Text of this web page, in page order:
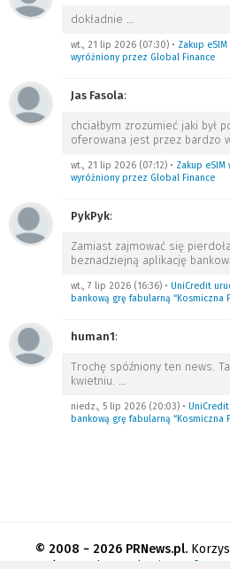
dokładnie
wt., 21 lip 2026 (07:30) • Zakup
wyróżniony przez Global Finance
Jas Fasola:
chciałbym zrozumieć jaki był
oferowana jest przez bardzo
wt., 21 lip 2026 (07:12) • Zakup
wyróżniony przez Global Finance
PykPyk:
Zamiast zajmować się
beznadziejną aplikację
wt., 7 lip 2026 (16:36) • UniCredit
bankową grę fabularną “Kosmiczna
human1:
Trochę spóźniony ten news.
kwietniu.
niedz., 5 lip 2026 (20:03) •
bankową grę fabularną “Kosmiczna
© 2008 − 2026 PRNews.pl.
akceptację
regulaminu